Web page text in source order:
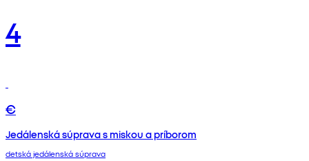
4
€
Jedálenská súprava s miskou a príborom
detská jedálenská súprava